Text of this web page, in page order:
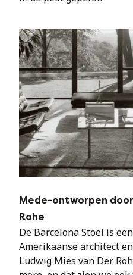
Mede-ontworpen
Rohe
De Barcelona Stoel is
Amerikaanse architect
Ludwig Mies van Der